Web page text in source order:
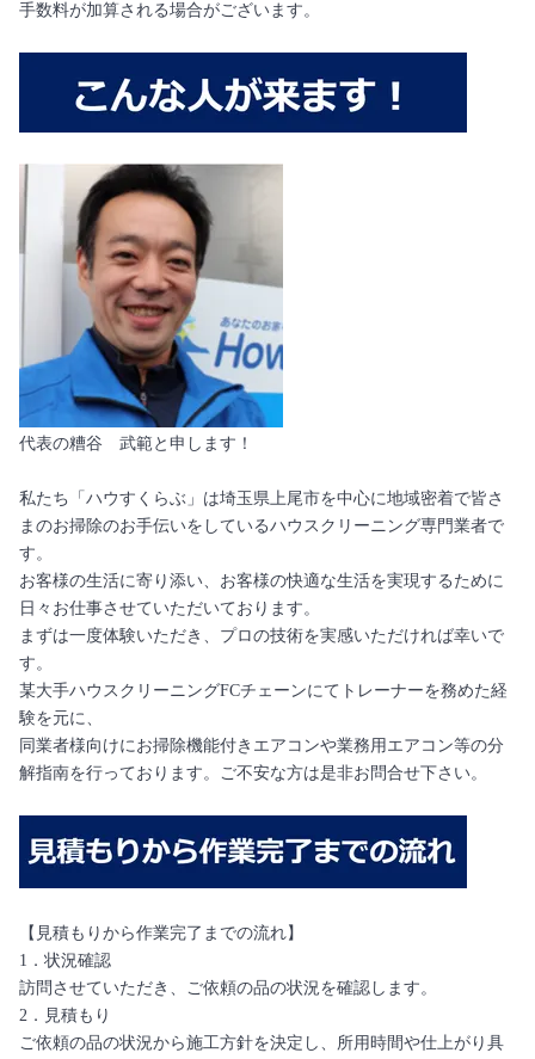
手数料が加算される場合がございます。
代表の糟谷 武範と申します！
私たち「ハウすくらぶ」は埼玉県上尾市を中心に地域密着で皆さ
まのお掃除のお手伝いをしているハウスクリーニング専門業者で
す。
お客様の生活に寄り添い、お客様の快適な生活を実現するために
日々お仕事させていただいております。
まずは一度体験いただき、プロの技術を実感いただければ幸いで
す。
某大手ハウスクリーニングFCチェーンにてトレーナーを務めた経
験を元に、
同業者様向けにお掃除機能付きエアコンや業務用エアコン等の分
解指南を行っております。ご不安な方は是非お問合せ下さい。
【見積もりから作業完了までの流れ】
1．状況確認
訪問させていただき、ご依頼の品の状況を確認します。
2．見積もり
ご依頼の品の状況から施工方針を決定し、所用時間や仕上がり具